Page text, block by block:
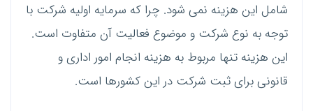
شامل این هزینه نمی شود. چرا که سرمایه اولیه شرکت با
توجه به نوع شرکت و موضوع فعالیت آن متفاوت است.
این هزینه تنها مربوط به هزینه انجام امور اداری و
قانونی برای ثبت شرکت در این کشورها است.